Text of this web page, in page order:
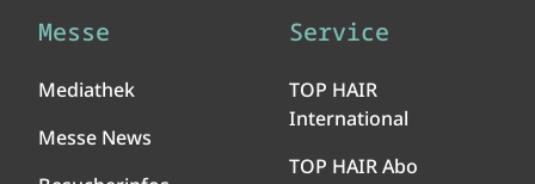
Messe
Mediathek
Messe News
Service
TOP HAIR
International
TOP HAIR Abo